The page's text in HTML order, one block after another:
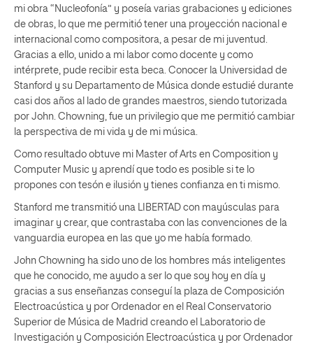
mi obra “Nucleofonía” y poseía varias grabaciones y ediciones
de obras, lo que me permitió tener una proyección nacional e
internacional como compositora, a pesar de mi juventud.
Gracias a ello, unido a mi labor como docente y como
intérprete, pude recibir esta beca. Conocer la Universidad de
Stanford y su Departamento de Música donde estudié durante
casi dos años al lado de grandes maestros, siendo tutorizada
por John. Chowning, fue un privilegio que me permitió cambiar
la perspectiva de mi vida y de mi música.
Como resultado obtuve mi Master of Arts en Composition y
Computer Music y aprendí que todo es posible si te lo
propones con tesón e ilusión y tienes confianza en ti mismo.
Stanford me transmitió una LIBERTAD con mayúsculas para
imaginar y crear, que contrastaba con las convenciones de la
vanguardia europea en las que yo me había formado.
John Chowning ha sido uno de los hombres más inteligentes
que he conocido, me ayudo a ser lo que soy hoy en día y
gracias a sus enseñanzas conseguí la plaza de Composición
Electroacústica y por Ordenador en el Real Conservatorio
Superior de Música de Madrid creando el Laboratorio de
Investigación y Composición Electroacústica y por Ordenador